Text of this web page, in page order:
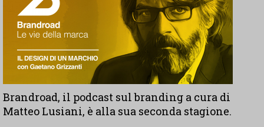
Brandroad, il podcast sul branding a cura di
Matteo Lusiani, è alla sua seconda stagione.